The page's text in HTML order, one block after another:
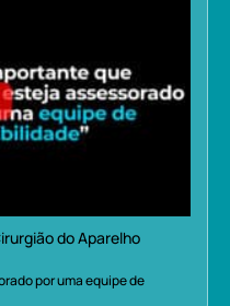
do Aparelho
por uma equipe de